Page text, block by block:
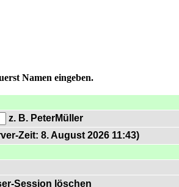
Namen eingeben.
z. B. PeterMüller
Zeit: 8. August 2026 11:43)
Session löschen